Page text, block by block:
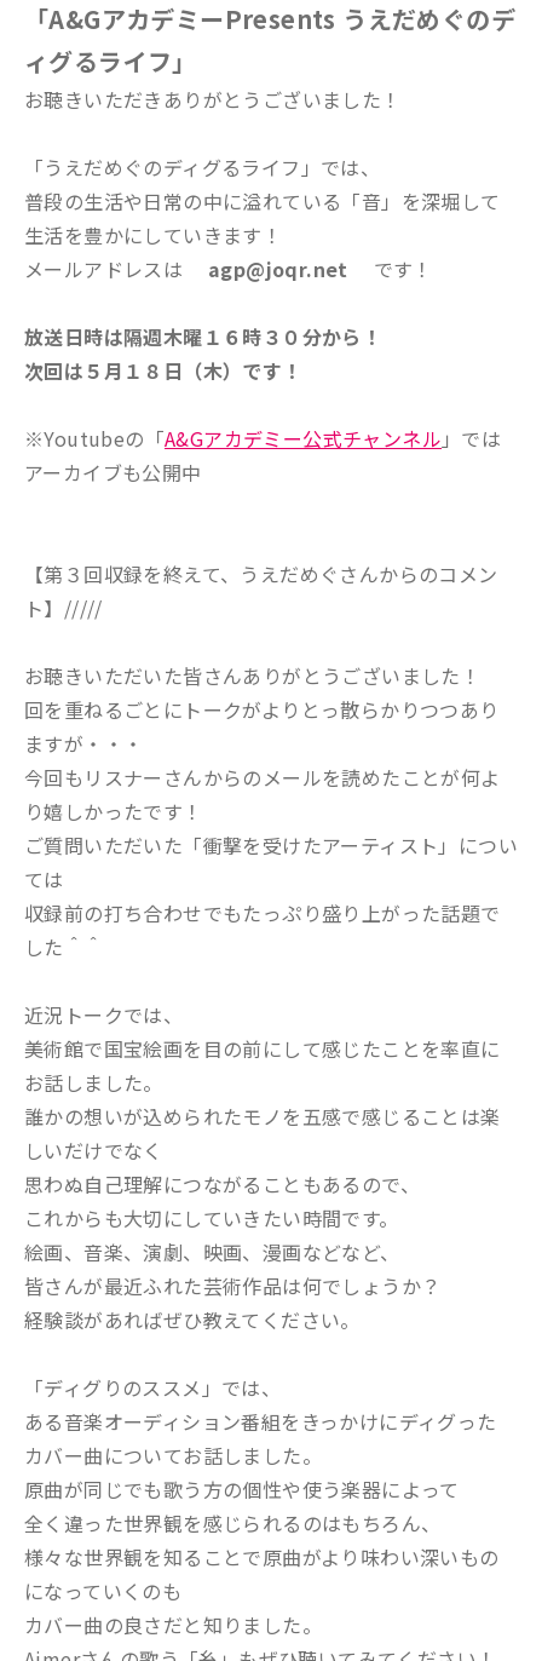
「A&GアカデミーPresents うえだめぐのデ
ィグるライフ」
お聴きいただきありがとうございました！
「うえだめぐのディグるライフ」では、
普段の生活や日常の中に溢れている「音」を深堀して
生活を豊かにしていきます！
メールアドレスは
agp@joqr.net です！
放送日時は隔週木曜１６時３０分から！
次回は５月１８日（木）です！
※Youtubeの「A&Gアカデミー公式チャンネル 」では
アーカイブも公開中
【第３回収録を終えて、うえだめぐさんからのコメン
ト】/////
お聴きいただいた皆さんありがとうございました！
回を重ねるごとにトークがよりとっ散らかりつつあり
ますが・・・
今回もリスナーさんからのメールを読めたことが何よ
り嬉しかったです！
ご質問いただいた「衝撃を受けたアーティスト」につい
ては
収録前の打ち合わせでもたっぷり盛り上がった話題で
した＾＾
近況トークでは、
美術館で国宝絵画を目の前にして感じたことを率直に
お話しました。
誰かの想いが込められたモノを五感で感じることは楽
しいだけでなく
思わぬ自己理解につながることもあるので、
これからも大切にしていきたい時間です。
絵画、音楽、演劇、映画、漫画などなど、
皆さんが最近ふれた芸術作品は何でしょうか？
経験談があればぜひ教えてください。
「ディグりのススメ」では、
ある音楽オーディション番組をきっかけにディグった
カバー曲についてお話しました。
原曲が同じでも歌う方の個性や使う楽器によって
全く違った世界観を感じられるのはもちろん、
様々な世界観を知ることで原曲がより味わい深いもの
になっていくのも
カバー曲の良さだと知りました。